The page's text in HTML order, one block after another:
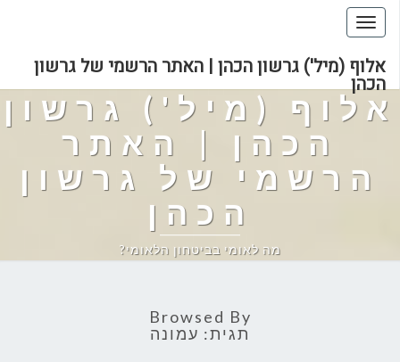
Toggle
navigation
אלוף (מיל') גרשון הכהן | האתר הרשמי של גרשון
הכהן
אלוף (מיל') גרשון
הכהן | האתר
הרשמי של גרשון
הכהן
מה לאומי בביטחון הלאומי?
Browsed By
תגית: עמונה